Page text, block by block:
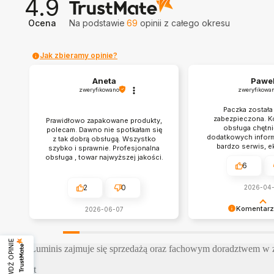
4.9
Ocena Na podstawie 69 opinii z całego okresu
Jak zbieramy opinie?
Aneta
zweryfikowano
Prawidłowo zapakowane produkty,
polecam. Dawno nie spotkałam się
z tak dobrą obsługą. Wszystko
szybko i sprawnie. Profesjonalna
obsługa , towar najwyższej jakości.
2 0
2026-06-07
każdemu w
Pawel
Paczka
zabezpieczona.
obsługa
dodatkowych
bardzo serwis,
6
2026-
Firma Luminis zajmuje się sprzedażą oraz fachowym doradztwem
Kontakt